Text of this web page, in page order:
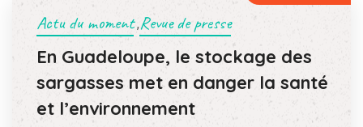
Actu du moment,Revue de presse
En Guadeloupe, le stockage des
sargasses met en danger la santé
et l’environnement